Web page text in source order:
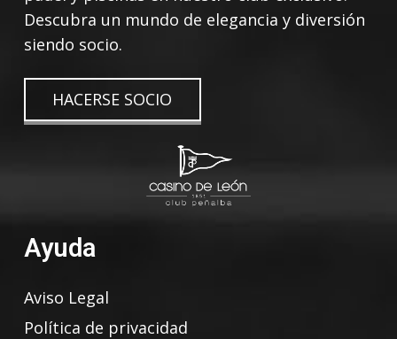
Descubra un mundo de elegancia y diversión
siendo socio.
HACERSE SOCIO
Ayuda
Aviso Legal
Política de privacidad